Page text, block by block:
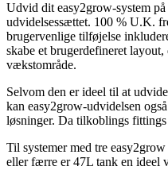
Udvid dit easy2grow-system
udvidelsessættet. 100 % U.K.
brugervenlige tilføjelse
skabe et brugerdefineret
vækstområde.
Selvom den er ideel til at
kan easy2grow-udvidelsen
løsninger. Da tilkoblings fittings
Til systemer med tre
eller færre er 47L tank en ideel